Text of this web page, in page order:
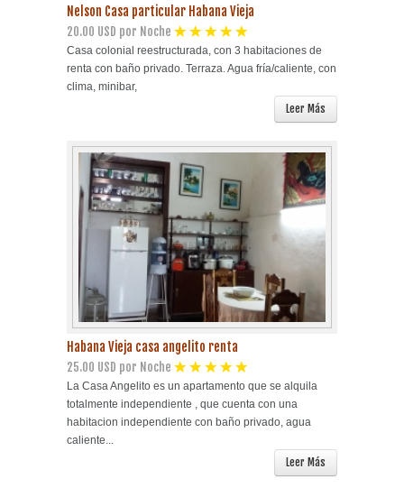
Nelson Casa particular Habana Vieja
20.00 USD por Noche
Casa colonial reestructurada, con 3 habitaciones de
renta con baño privado. Terraza. Agua fría/caliente, con
clima, minibar,
Leer Más
Habana Vieja casa angelito renta
25.00 USD por Noche
La Casa Angelito es un apartamento que se alquila
totalmente independiente , que cuenta con una
habitacion independiente con baño privado, agua
caliente...
Leer Más